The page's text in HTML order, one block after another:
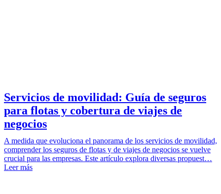
Servicios de movilidad: Guía de seguros
para flotas y cobertura de viajes de
negocios
A medida que evoluciona el panorama de los servicios de movilidad,
comprender los seguros de flotas y de viajes de negocios se vuelve
crucial para las empresas. Este artículo explora diversas propuest…
Leer más